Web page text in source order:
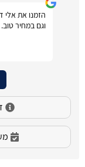
הזמנו את אלי
וגם במחיר טוב.